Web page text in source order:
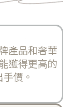
產品和奢華
獲得更高的
手價。